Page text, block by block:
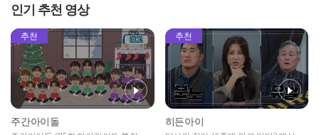
인기 추천 영상
추천
주간아이돌
추천
히든아이